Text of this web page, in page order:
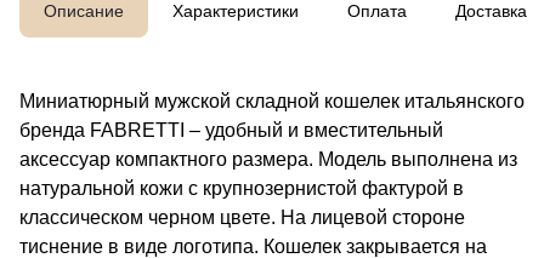
Описание Характеристики Оплата Доставка
Миниатюрный мужской складной кошелек итальянского
бренда FABRETTI – удобный и вместительный
аксессуар компактного размера. Модель выполнена из
натуральной кожи с крупнозернистой фактурой в
классическом черном цвете. На лицевой стороне
тиснение в виде логотипа. Кошелек закрывается на